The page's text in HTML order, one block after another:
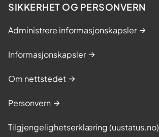
SIKKERHET OG PERSONVERN
Administrere informasjonskapsler
Informasjonskapsler
Om nettstedet
Personvern
Tilgjengelighetserklæring (uustatus.no)